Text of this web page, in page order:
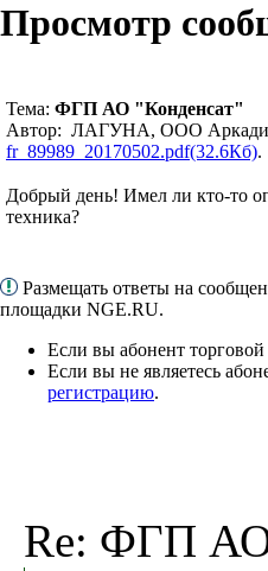
Просмотр
Тема: ФГП АО "Конденсат"
Автор: ЛАГУНА, ООО
fr_89989_20170502.pdf(32.6Кб).
Добрый день! Имел ли кто-то
техника?
Размещать ответы на
площадки NGE.RU.
Если вы абонент
Если вы не являетесь
регистрацию.
Re: ФГП АО